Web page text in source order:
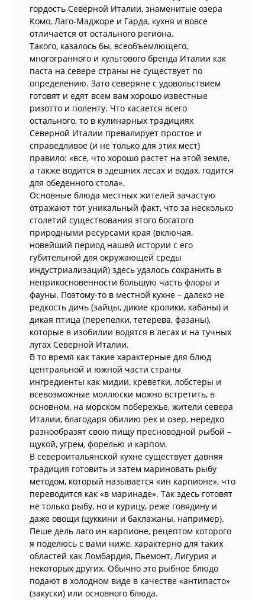
гордость Северной Италии, знаменитые озера
Комо, Лаго-Маджоре и Гарда, кухня и вовсе
отличается от остального региона.
Такого, казалось бы, всеобъемлющего,
многогранного и культового бренда Италии как
паста на севере страны не существует по
определению. Зато северяне с удовольствием
готовят и едят всем вам хорошо известные
ризотто и поленту. Что касается всего
остального, то в кулинарных традициях
Северной Италии превалирует простое и
справедливое (и не только для этих мест)
правило: «все, что хорошо растет на этой земле,
а также водится в здешних лесах и водах, годится
для обеденного стола».
Основные блюда местных жителей зачастую
отражают тот уникальный факт, что за несколько
столетий существования этого богатого
природными ресурсами края (включая,
новейший период нашей истории с его
губительной для окружающей среды
индустриализаций) здесь удалось сохранить в
неприкосновенности большую часть флоры и
фауны. Поэтому-то в местной кухне – далеко не
редкость дичь (зайцы, дикие кролики, кабаны) и
дикая птица (перепелки, тетерева, фазаны),
которые в изобилии водятся в лесах и на тучных
лугах Северной Италии.
В то время как такие характерные для блюд
центральной и южной части страны
ингредиенты как мидии, креветки, лобстеры и
всевозможные моллюски можно встретить, в
основном, на морском побережье, жители севера
Италии, благодаря обилию рек и озер, нередко
разнообразят свою пищу пресноводной рыбой –
щукой, угрем, форелью и карпом.
В североитальянской кухне существует давняя
традиция готовить и затем мариновать рыбу
методом, который называется «ин карпионе», что
переводится как «в маринаде». Так здесь готовят
не только рыбу, но и курицу, реже говядину и
даже овощи (цуккини и баклажаны, например).
Пеше дель лаго ин карпионе, рецептом которого
я поделюсь с вами ниже, характерно для таких
областей как Ломбардия, Пьемонт, Лигурия и
некоторых других. Обычно это рыбное блюдо
подают в холодном виде в качестве «антипасто»
(закуски) или основного блюда.